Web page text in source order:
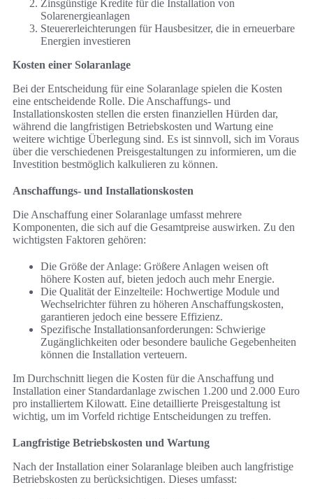
Zinsgünstige Kredite für die Installation von
Solarenergieanlagen
Steuererleichterungen für Hausbesitzer, die in erneuerbare
Energien investieren
Kosten einer Solaranlage
Bei der Entscheidung für eine Solaranlage spielen die Kosten
eine entscheidende Rolle. Die Anschaffungs- und
Installationskosten stellen die ersten finanziellen Hürden dar,
während die langfristigen Betriebskosten und Wartung eine
weitere wichtige Überlegung sind. Es ist sinnvoll, sich im Voraus
über die verschiedenen Preisgestaltungen zu informieren, um die
Investition bestmöglich kalkulieren zu können.
Anschaffungs- und Installationskosten
Die Anschaffung einer Solaranlage umfasst mehrere
Komponenten, die sich auf die Gesamtpreise auswirken. Zu den
wichtigsten Faktoren gehören:
Die Größe der Anlage: Größere Anlagen weisen oft
höhere Kosten auf, bieten jedoch auch mehr Energie.
Die Qualität der Einzelteile: Hochwertige Module und
Wechselrichter führen zu höheren Anschaffungskosten,
garantieren jedoch eine bessere Effizienz.
Spezifische Installationsanforderungen: Schwierige
Zugänglichkeiten oder besondere bauliche Gegebenheiten
können die Installation verteuern.
Im Durchschnitt liegen die Kosten für die Anschaffung und
Installation einer Standardanlage zwischen 1.200 und 2.000 Euro
pro installiertem Kilowatt. Eine detaillierte Preisgestaltung ist
wichtig, um im Vorfeld richtige Entscheidungen zu treffen.
Langfristige Betriebskosten und Wartung
Nach der Installation einer Solaranlage bleiben auch langfristige
Betriebskosten zu berücksichtigen. Dieses umfasst: